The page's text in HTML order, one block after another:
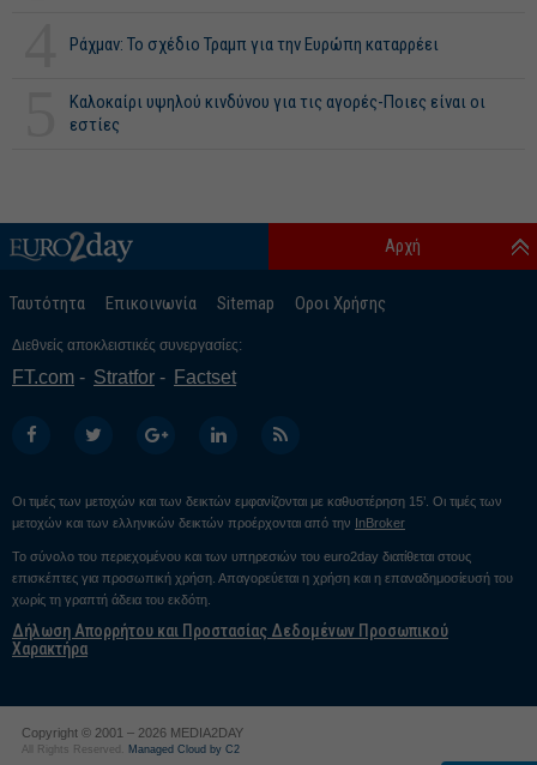
Ράχμαν: Το σχέδιο Τραμπ για την Ευρώπη καταρρέει
Καλοκαίρι υψηλού κινδύνου για τις αγορές-Ποιες είναι οι
εστίες
Ταυτότητα Επικοινωνία Sitemap Οροι Χρήσης
Αρχή
Διεθνείς αποκλειστικές συνεργασίες:
FT.com Stratfor Factset
Οι τιμές των μετοχών και των δεικτών εμφανίζονται με καθυστέρηση 15’. Οι τιμές των
μετοχών και των ελληνικών δεικτών προέρχονται από την InBroker
Το σύνολο του περιεχομένου και των υπηρεσιών του euro2day διατίθεται στους
επισκέπτες για προσωπική χρήση. Απαγορεύεται η χρήση και η επαναδημοσίευσή του
χωρίς τη γραπτή άδεια του εκδότη.
Δήλωση Απορρήτου και Προστασίας Δεδομένων Προσωπικού
Χαρακτήρα
Copyright © 2001 – 2026 MEDIA2DAY
All Rights Reserved. Managed Cloud by C2